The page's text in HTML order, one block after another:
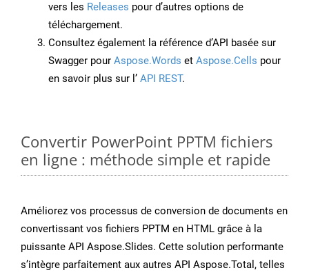
vers les Releases pour d’autres options de
téléchargement.
Consultez également la référence d’API basée sur
Swagger pour Aspose.Words et Aspose.Cells pour
en savoir plus sur l’ API REST.
Convertir PowerPoint PPTM fichiers
en ligne : méthode simple et rapide
Améliorez vos processus de conversion de documents en
convertissant vos fichiers PPTM en HTML grâce à la
puissante API Aspose.Slides. Cette solution performante
s’intègre parfaitement aux autres API Aspose.Total, telles